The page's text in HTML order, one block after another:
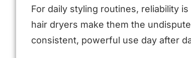
For daily styling routines, reliability
hair dryers make them the
consistent, powerful use day after